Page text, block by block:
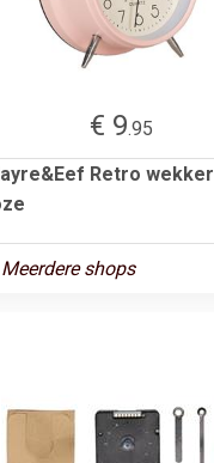
€ 9.95
Retro wekker
Meerdere shops